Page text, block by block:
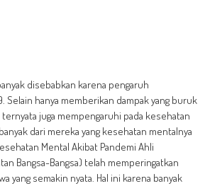
disebabkan karena pengaruh
Selain hanya memberikan dampak yang buruk
juga mempengaruhi pada kesehatan
dari mereka yang kesehatan mentalnya
Mental Akibat Pandemi Ahli
Bangsa-Bangsa) telah memperingatkan
yang semakin nyata. Hal ini karena banyak